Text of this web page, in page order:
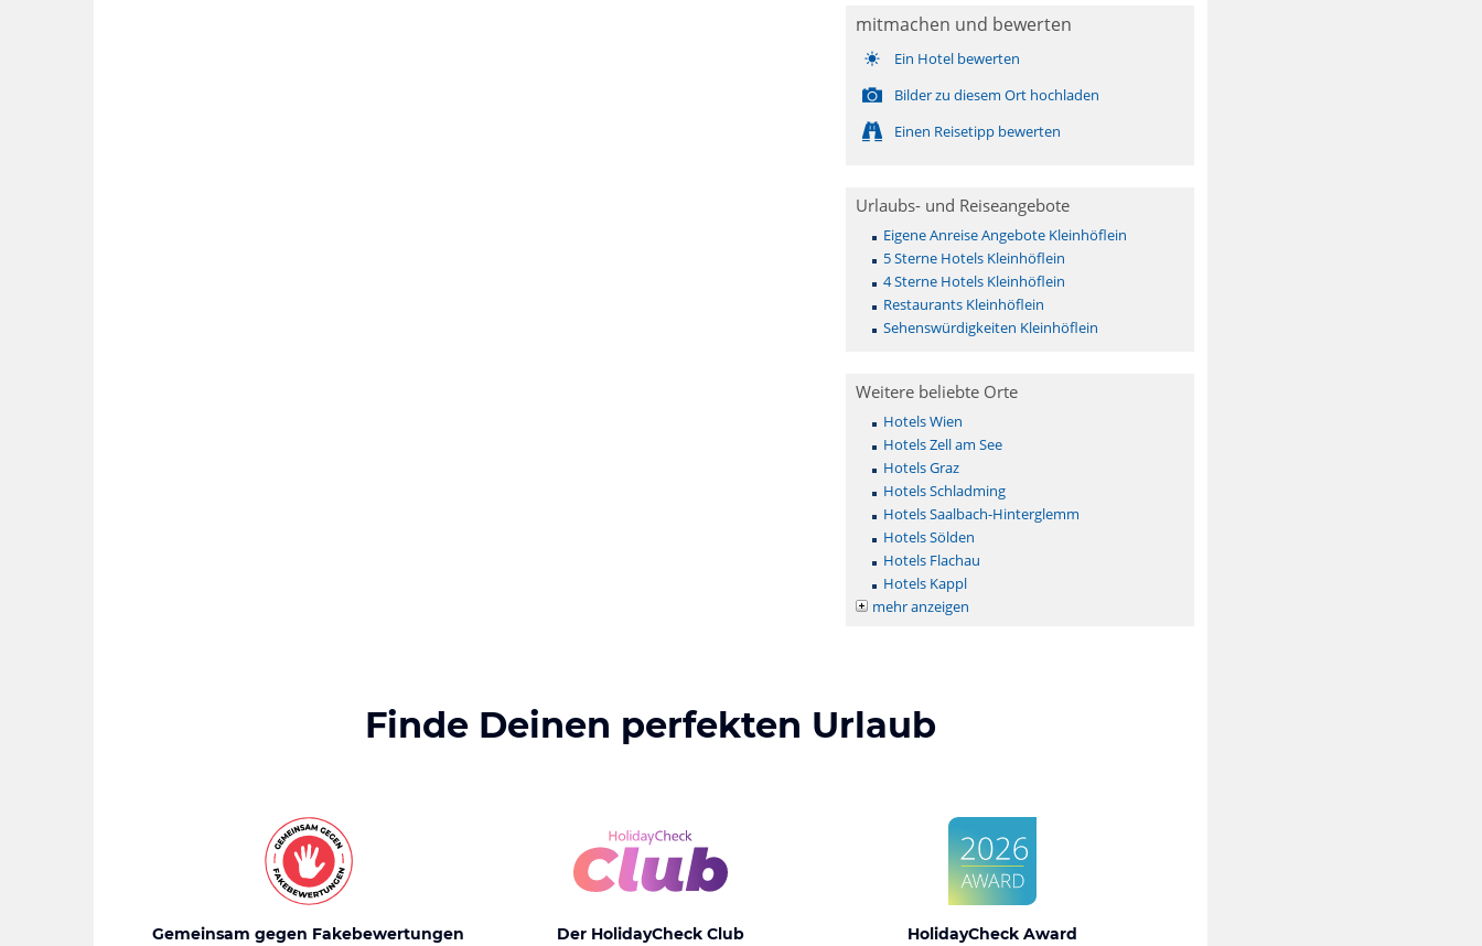
mitmachen und bewerten
Ein Hotel bewerten
Bilder zu diesem Ort hochladen
Einen Reisetipp bewerten
Urlaubs- und Reiseangebote
Eigene Anreise Angebote Kleinhöflein
5 Sterne Hotels Kleinhöflein
4 Sterne Hotels Kleinhöflein
Restaurants Kleinhöflein
Sehenswürdigkeiten Kleinhöflein
Weitere beliebte Orte
Hotels Wien
Hotels Zell am See
Hotels Graz
Hotels Schladming
Hotels Saalbach-Hinterglemm
Hotels Sölden
Hotels Flachau
Hotels Kappl
mehr anzeigen
Finde Deinen perfekten Urlaub
Gemeinsam gegen Fakebewertungen
Der HolidayCheck Club
HolidayCheck Award